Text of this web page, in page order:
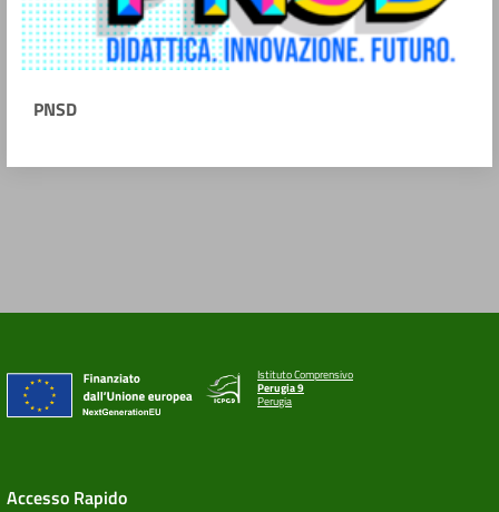
PNSD
Istituto Comprensivo
Perugia 9
Perugia
Accesso Rapido